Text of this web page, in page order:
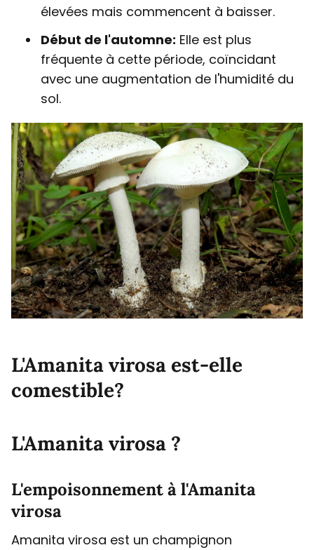
élevées mais commencent à baisser.
Début de l'automne: Elle est plus
fréquente à cette période, coïncidant
avec une augmentation de l'humidité du
sol.
L'Amanita virosa est-elle
comestible?
L'Amanita virosa ?
L'empoisonnement à l'Amanita
virosa
Amanita virosa est un champignon